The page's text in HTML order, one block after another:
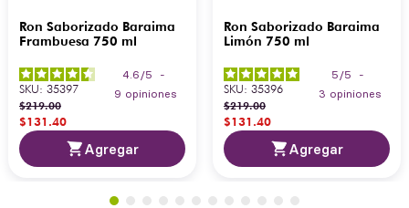
Ron Saborizado Baraima
Frambuesa 750 ml
4.6 /5
-
9 opiniones
SKU: 35397
$219.00
$131.40
Agregar
Ron Saborizado Baraima
Limón 750 ml
5 /5
-
3 opiniones
SKU: 35396
$219.00
$131.40
Agregar